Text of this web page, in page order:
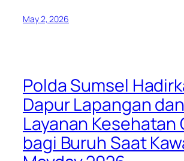
May 2, 2026
Polda Sumsel
Dapur Lapangan dan
Layanan Kesehatan
bagi Buruh Saat